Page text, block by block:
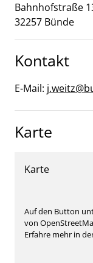
Bahnhofstraße
32257 Bünde
Kontakt
E-Mail:
Karte
Karte
Auf den Button
von
Erfahre mehr in